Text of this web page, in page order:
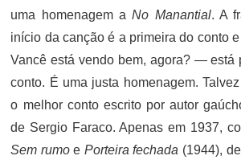
uma homenagem aNo Manantial. A
início da canção é a primeira do conto
Vancê está vendo bem, agora? — está
conto. É uma justa homenagem.
o melhor conto escrito por autor
de Sergio Faraco. Apenas em 1937,
Sem rumoe Porteira fechada (1944),